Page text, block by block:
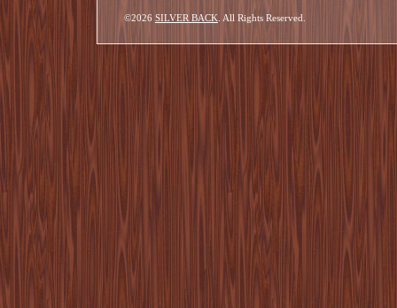
©2026 SILVER BACK . All Rights Reserved.